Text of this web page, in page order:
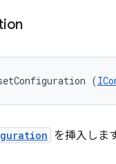
(
を挿入します